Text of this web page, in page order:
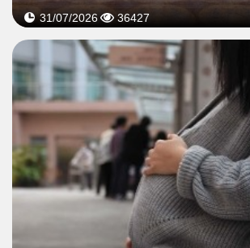
31/07/2026 36427